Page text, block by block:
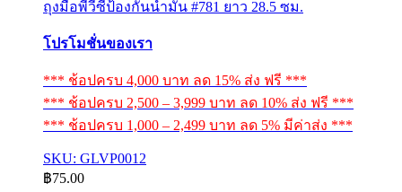
ถุงมือพีวีซีป้องกันน้ำมัน #781 ยาว 28.5 ซม.
โปรโมชั่นของเรา
*** ช้อปครบ 4,000 บาท ลด 15% ส่ง ฟรี ***
*** ช้อปครบ 2,500 – 3,999 บาท ลด 10% ส่ง ฟรี ***
*** ช้อปครบ 1,000 – 2,499 บาท ลด 5% มีค่าส่ง ***
SKU: GLVP0012
฿75.00